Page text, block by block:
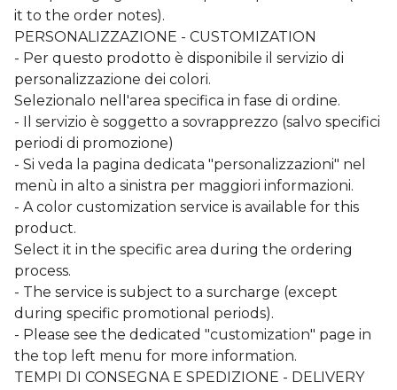
it to the order notes).
PERSONALIZZAZIONE - CUSTOMIZATION
- Per questo prodotto è disponibile il servizio di
personalizzazione dei colori.
Selezionalo nell'area specifica in fase di ordine.
- Il servizio è soggetto a sovrapprezzo (salvo specifici
periodi di promozione)
- Si veda la pagina dedicata "personalizzazioni" nel
menù in alto a sinistra per maggiori informazioni.
- A color customization service is available for this
product.
Select it in the specific area during the ordering
process.
- The service is subject to a surcharge (except
during specific promotional periods).
- Please see the dedicated "customization" page in
the top left menu for more information.
TEMPI DI CONSEGNA E SPEDIZIONE - DELIVERY